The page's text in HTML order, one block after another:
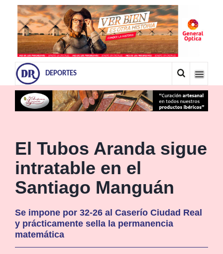
DEPORTES
El Tubos Aranda sigue
intratable en el
Santiago Manguán
Se impone por 32-26 al Caserío Ciudad Real
y prácticamente sella la permanencia
matemática